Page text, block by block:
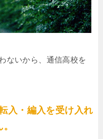
ないから、通信高校を
入・編入を受け入れ